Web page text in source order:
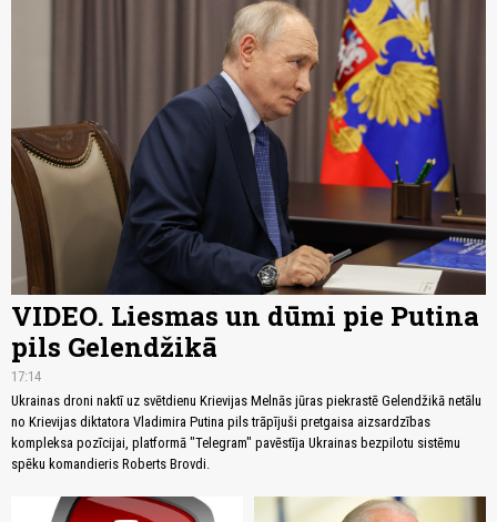
VIDEO. Liesmas un dūmi pie Putina
pils Gelendžikā
17:14
Ukrainas droni naktī uz svētdienu Krievijas Melnās jūras piekrastē Gelendžikā netālu
no Krievijas diktatora Vladimira Putina pils trāpījuši pretgaisa aizsardzības
kompleksa pozīcijai, platformā "Telegram" pavēstīja Ukrainas bezpilotu sistēmu
spēku komandieris Roberts Brovdi.